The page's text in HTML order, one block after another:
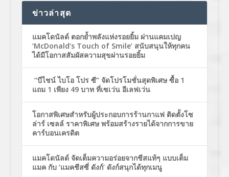
ข่าวล่าสุด
แมคโดนัลด์ ตอกย้ำพลังแห่งรอยยิ้ม ผ่านแคมเปญ
‘McDonald’s Touch of Smile’ สนับสนุนให้ทุกคน
ได้มีโอกาสสัมผัสความสุขผ่านรอยยิ้ม
“บีไชน์ ไบโอ โปร ซี” จัดโปรโมชั่นสุดพิเศษ ซื้อ 1
แถม 1 เพียง 49 บาท ที่เซเว่น อีเลฟเว่น
โอกาสพิเศษสำหรับผู้ประกอบการร้านกาแฟ ติดตั้งโซ
ล่าร์ เซลล์ ราคาพิเศษ พร้อมสร้างรายได้จากการขาย
คาร์บอนเครดิต
แมคโดนัลด์ จัดเต็มความอร่อยจากชีสแท้ๆ แบบเต็ม
แมค กับ ‘แมคชีสซี่ ดังก์’ ดังก์สนุกได้ทุกเมนู